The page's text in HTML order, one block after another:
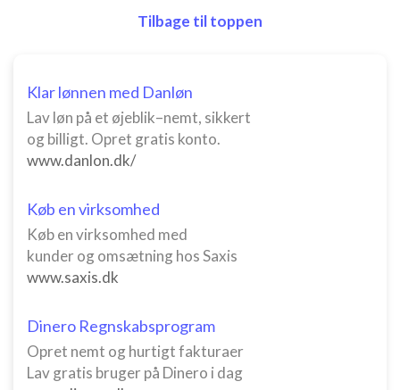
Tilbage til toppen
Klar lønnen med Danløn
Lav løn på et øjeblik–nemt, sikkert
og billigt. Opret gratis konto.
www.danlon.dk/
Køb en virksomhed
Køb en virksomhed med
kunder og omsætning hos Saxis
www.saxis.dk
Dinero Regnskabsprogram
Opret nemt og hurtigt fakturaer
Lav gratis bruger på Dinero i dag
Bruge begrænsede oplysninger til at vælge
Bruge præcise geografiske
placeringsoplysninger
Identificere enheder baseret på aktivt
anmodede oplysninger
Nødvendig
Ydeevne
Annoncering / marketing